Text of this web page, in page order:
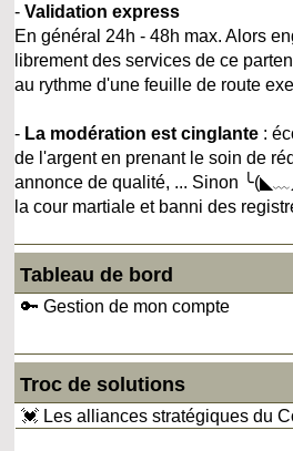
-Validation express
En général 24h - 48h max. Alors
librement des services de ce
au rythme d'une feuille de route
- La modération est cinglante :
de l'argent en prenant le soin de
annonce de qualité, ... Sinon
la cour martiale et banni des
Tableau de bord
🔑 Gestion de mon compte
Troc de solutions
💓 Les alliances stratégiques du